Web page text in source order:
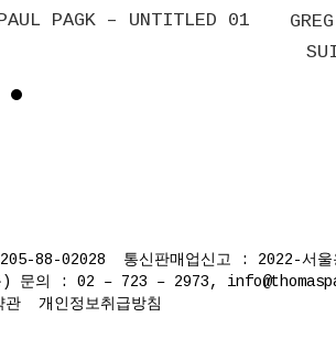
UNTITLED 01
GREG COLSON –
SUITE
88-02028 통신판매업신고 : 2022-서울
) 문의 : 02 – 723 – 2973,
관 개인정보취급방침